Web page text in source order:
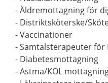
- Äldremottagning för
- Distriktsköterske/
- Vaccinationer
- Samtalsterapeuter för
- Diabetesmottagning
- Astma/KOL